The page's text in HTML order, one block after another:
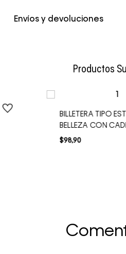
Color Negro
Envíos y devoluciones
Productos
BILLETERA TIPO
BELLEZA CON
$98,90